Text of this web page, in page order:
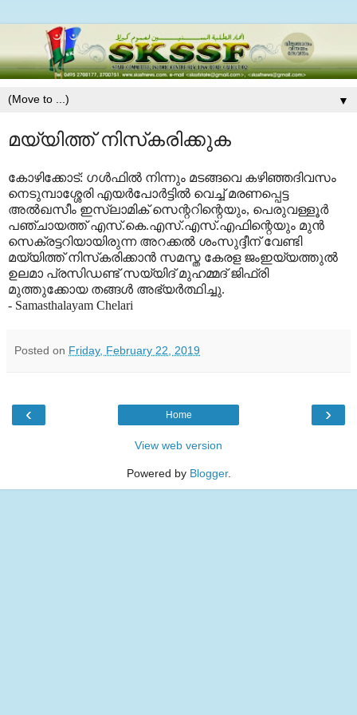
▼
മയ്യിത്ത് നിസ്‌കരിക്കുക
കോഴിക്കോട്: ഗള്‍ഫില്‍ നിന്നും മടങ്ങവെ കഴിഞ്ഞദിവസം
നെടുമ്പാശ്ശേരി എയര്‍പോര്‍ട്ടില്‍ വെച്ച് മരണപ്പെട്ട
അല്‍ഖസീം ഇസ്‌ലാമിക് സെന്ററിന്റെയും, പെരുവള്ളൂര്‍
പഞ്ചായത്ത് എസ്.കെ.എസ്.എസ്.എഫിന്റെയും മുന്‍
സെക്രട്ടറിയായിരുന്ന അറക്കല്‍ ശംസുദ്ദീന് വേണ്ടി
മയ്യിത്ത് നിസ്‌കരിക്കാന്‍ സമസ്ത കേരള ജംഇയ്യത്തുല്‍
ഉലമാ പ്രസിഡണ്ട് സയ്യിദ് മുഹമ്മദ് ജിഫ്‌രി
മുത്തുക്കോയ തങ്ങള്‍ അഭ്യര്‍ത്ഥിച്ചു.
- Samasthalayam Chelari
Posted on Friday, February 22, 2019
‹ ›
Home
View web version
Powered by Blogger.